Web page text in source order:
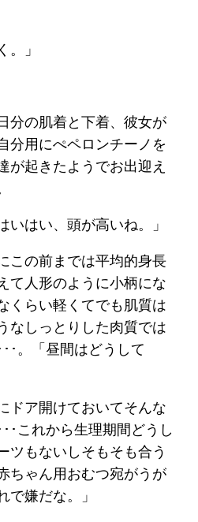
。」
分の肌着と下着、彼女が
分用にぺペロンチーノを
が起きたようでお出迎え
いはい、頭が高いね。」
この前までは平均的身長
て人形のように小柄にな
くらい軽くてでも肌質は
なしっとりした肉質では
･。「昼間はどうして
ドア開けておいてそんな
･これから生理期間どうし
ツもないしそもそも合う
ちゃん用おむつ宛がうが
で嫌だな。」